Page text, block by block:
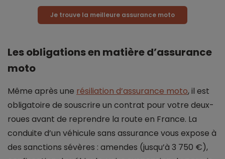
Je trouve la meilleure assurance moto
Les obligations en matière d’assurance
moto
Même après une résiliation d’assurance moto, il est
obligatoire de souscrire un contrat pour votre deux-
roues avant de reprendre la route en France. La
conduite d’un véhicule sans assurance vous expose à
des sanctions sévères : amendes (jusqu’à 3 750 €),